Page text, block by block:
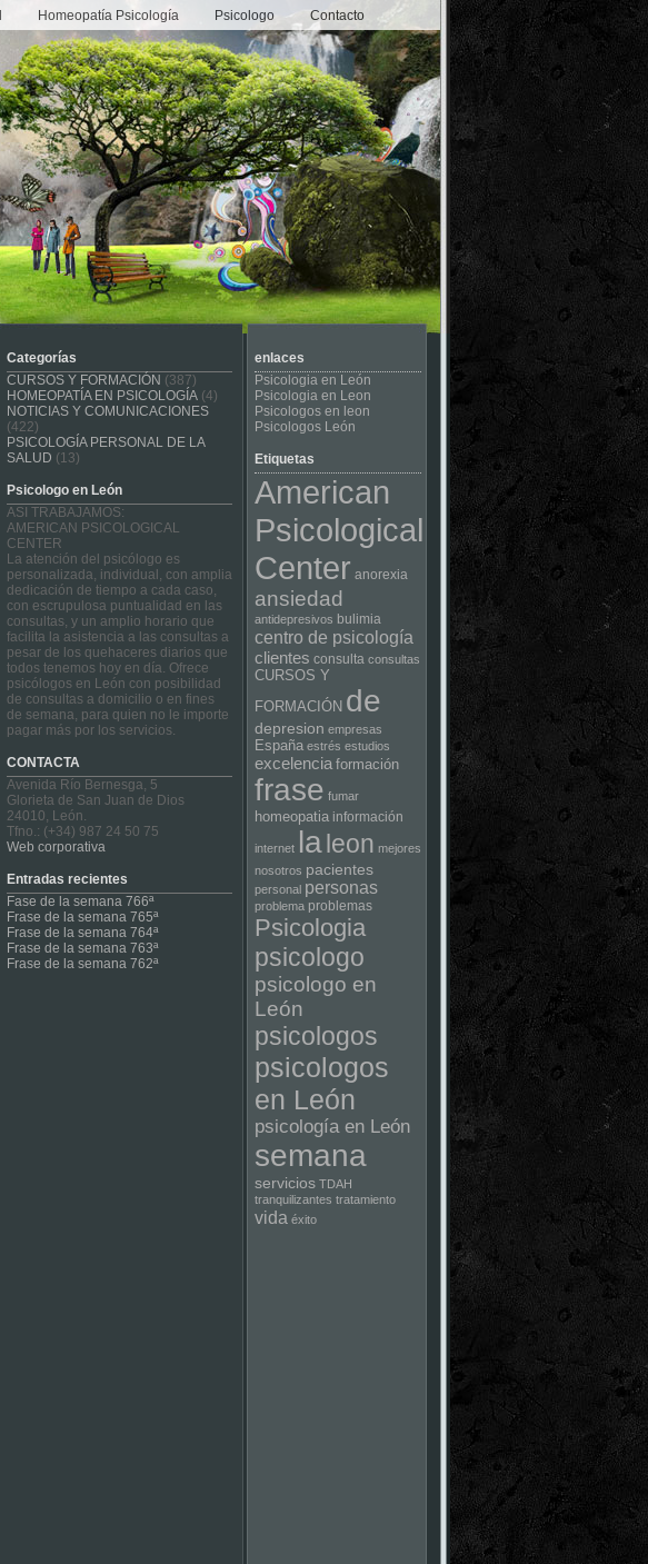
Homeopatía Psicología Psicologo Contacto
Categorías
CURSOS Y FORMACIÓN (387)
HOMEOPATÍA EN PSICOLOGÍA (4)
NOTICIAS Y COMUNICACIONES
(422)
PSICOLOGÍA PERSONAL DE LA
SALUD (13)
Psicologo en León
ASI TRABAJAMOS:
AMERICAN PSICOLOGICAL
CENTER
La atención del psicólogo es
personalizada, individual, con amplia
dedicación de tiempo a cada caso,
con escrupulosa puntualidad en las
consultas, y un amplio horario que
facilita la asistencia a las consultas a
pesar de los quehaceres diarios que
todos tenemos hoy en día. Ofrece
psicólogos en León con posibilidad
de consultas a domicilio o en fines
de semana, para quien no le importe
pagar más por los servicios.
CONTACTA
Avenida Río Bernesga, 5
Glorieta de San Juan de Dios
24010, León.
Tfno.: (+34) 987 24 50 75
Web corporativa
Entradas recientes
Fase de la semana 766ª
Frase de la semana 765ª
Frase de la semana 764ª
Frase de la semana 763ª
Frase de la semana 762ª
enlaces
Psicologia en León
Psicologia en Leon
Psicologos en leon
Psicologos León
Etiquetas
American
Psicological
Center anorexia
ansiedad
antidepresivos bulimia
centro de psicología
clientes consulta consultas
CURSOS Y
FORMACIÓN de
depresion empresas
España estrés estudios
excelencia formación
frase fumar
homeopatia información
internet laleon mejores
nosotros pacientes
personal personas
problema problemas
Psicologia
psicologo
psicologo en
León
psicologos
psicologos
en León
psicología en León
semana
servicios TDAH
tranquilizantes tratamiento
vida éxito